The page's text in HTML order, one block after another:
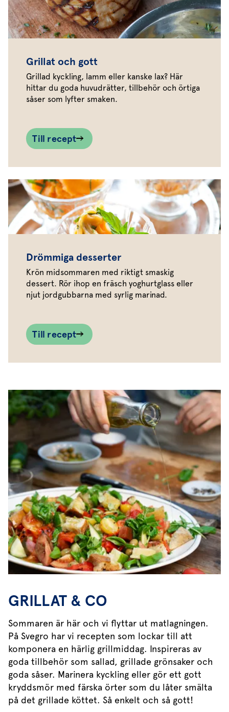
Grillat och gott
Grillad kyckling, lamm eller kanske lax? Här
hittar du goda huvudrätter, tillbehör och örtiga
såser som lyfter smaken.
Till recept
Drömmiga desserter
Krön midsommaren med riktigt smaskig
dessert. Rör ihop en fräsch yoghurtglass eller
njut jordgubbarna med syrlig marinad.
Till recept
GRILLAT & CO
Sommaren är här och vi flyttar ut matlagningen.
På Svegro har vi recepten som lockar till att
komponera en härlig grillmiddag. Inspireras av
goda tillbehör som sallad, grillade grönsaker och
goda såser. Marinera kyckling eller gör ett gott
kryddsmör med färska örter som du låter smälta
på det grillade köttet. Så enkelt och så gott!